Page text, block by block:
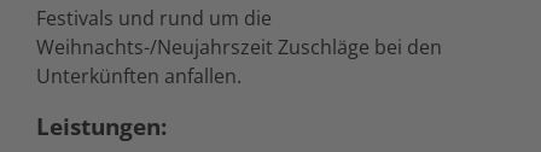
Festivals und rund um die
Weihnachts-/Neujahrszeit Zuschläge bei den
Unterkünften anfallen.
Leistungen: